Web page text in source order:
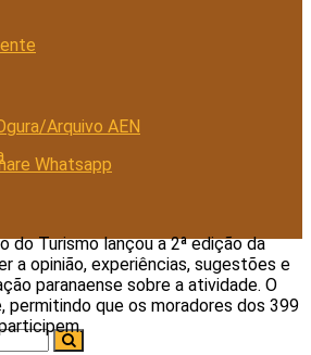
Arquivo AEN
Whatsapp
do Turismo lançou a 2ª edição da
a opinião, experiências, sugestões e
paranaense sobre a atividade. O
permitindo que os moradores dos 399